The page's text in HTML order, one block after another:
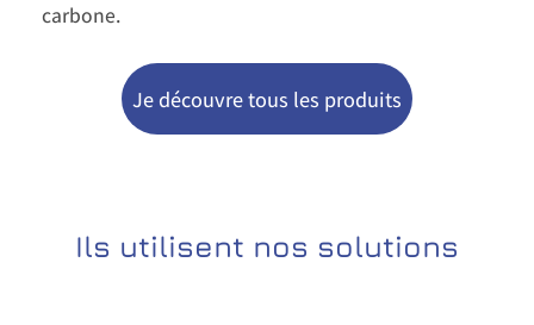
carbone.
Je découvre tous les produits
Ils utilisent nos solutions